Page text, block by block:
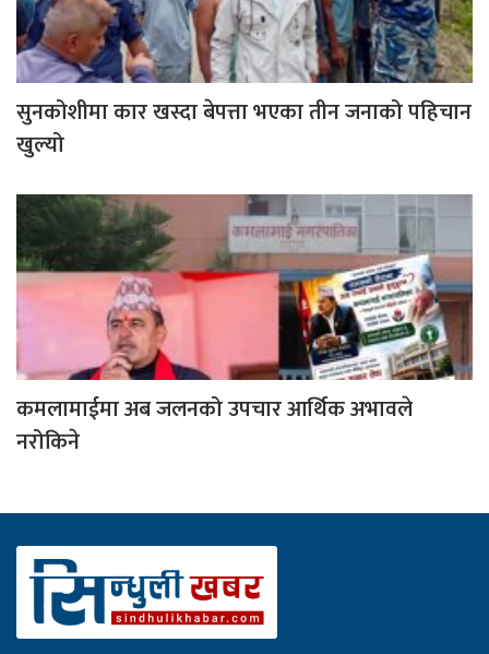
सुनकोशीमा कार खस्दा बेपत्ता भएका तीन जनाको पहिचान
खुल्यो
कमलामाईमा अब जलनको उपचार आर्थिक अभावले
नरोकिने